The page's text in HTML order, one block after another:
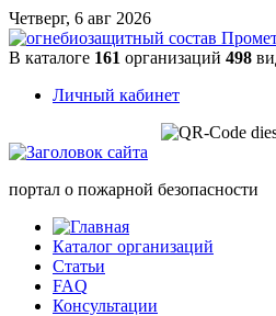
Четверг, 6 авг 2026
В каталоге 161 организаций 498
Личный кабинет
портал о пожарной безопасности
Каталог организаций
Статьи
FAQ
Консультации